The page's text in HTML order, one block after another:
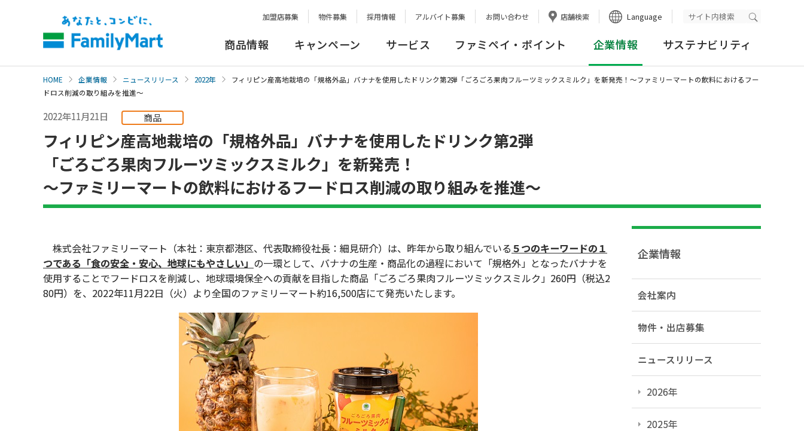
加盟店募集 物件募集 採用情報 アルバイト募集 お問い合わせ 店舗検索 Language 検索実行
商品情報 キャンペーン サービス ファミペイ・ポイント 企業情報 サステナビリティ
HOME 企業情報 ニュースリリース 2022年
フィリピン産高地栽培の「規格外品」バナナを使用したドリンク第2弾「ごろごろ果肉フルーツミックスミルク」を新発売！～ファミリーマートの飲料におけるフー
ドロス削減の取り組みを推進～
2022年11月21日 商品
フィリピン産高地栽培の「規格外品」バナナを使用したドリンク第2弾
「ごろごろ果肉フルーツミックスミルク」を新発売！
～ファミリーマートの飲料におけるフードロス削減の取り組みを推進～
株式会社ファミリーマート（本社：東京都港区、代表取締役社長：細見研介）は、昨年から取り組んでいる ５つのキーワードの１
つである「食の安全・安心、地球にもやさしい」 の一環として、バナナの生産・商品化の過程において「規格外」となったバナナを
使用することでフードロスを削減し、地球環境保全への貢献を目指した商品「ごろごろ果肉フルーツミックスミルク」260円（税込2
80円）を、2022年11月22日（火）より全国のファミリーマート約16,500店にて発売いたします。
企業情報
会社案内
物件・出店募集
ニュースリリース
2026年
2025年